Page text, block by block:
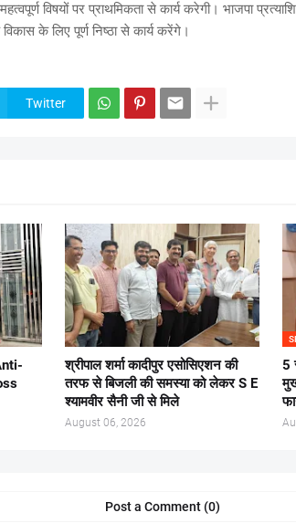
विषयों पर प्राथमिकता से कार्य करेगी। भाजपा
के लिए पूर्ण निष्ठा से कार्य करेंगे।
Twitter
श्रीपाल शर्मा कादीपुर एसोसिएशन की
तरफ से बिजली की समस्या को लेकर S E
श्यामवीर सैनी जी से मिले
August 06, 2026
5
Post a Comment (0)